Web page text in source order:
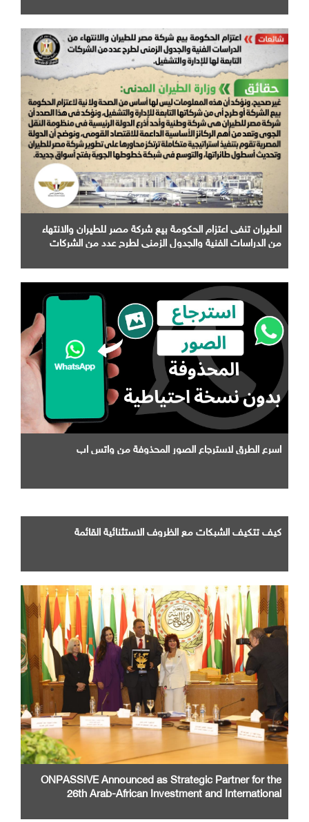
الطيران تنفى اعتزام الحكومة بيع شركة مصر للطيران والانتهاء
من الدراسات الفنية والجدول الزمني لطرح عدد من الشركات
اسرع الطرق لاسترجاع الصور المحذوفة من واتس اب
كيف تتكيف الشبكات مع الظروف الاستثنائية القائمة
ONPASSIVE Announced as Strategic Partner for the
26th Arab-African Investment and International